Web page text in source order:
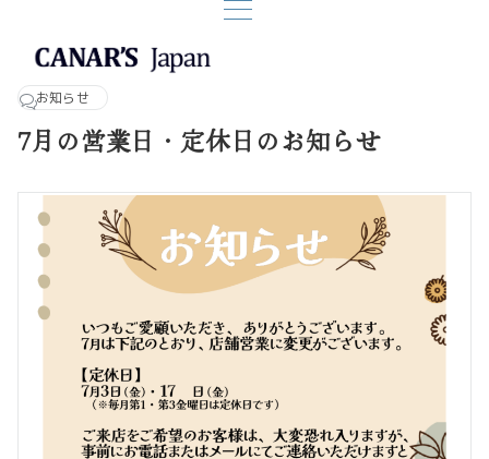
お知らせ
7月の営業日・定休日のお知らせ